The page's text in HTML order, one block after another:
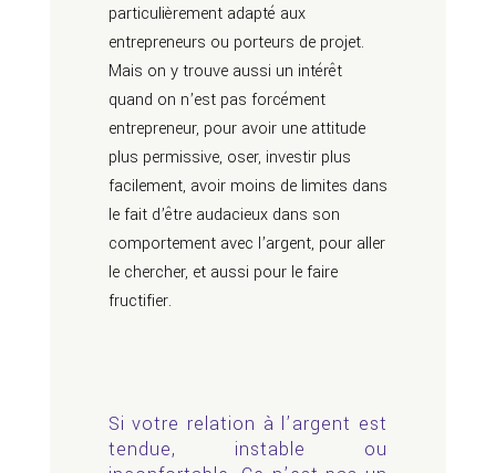
particulièrement adapté aux
entrepreneurs ou porteurs de projet.
Mais on y trouve aussi un intérêt
quand on n’est pas forcément
entrepreneur, pour avoir une attitude
plus permissive, oser, investir plus
facilement, avoir moins de limites dans
le fait d’être audacieux dans son
comportement avec l’argent, pour aller
le chercher, et aussi pour le faire
fructifier.
Si votre relation à l’argent est
tendue, instable ou